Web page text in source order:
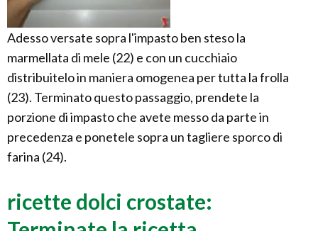
Adesso versate sopra l'impasto ben steso la
marmellata di mele (22) e con un cucchiaio
distribuitelo in maniera omogenea per tutta la frolla
(23). Terminato questo passaggio, prendete la
porzione di impasto che avete messo da parte in
precedenza e ponetele sopra un tagliere sporco di
farina (24).
ricette dolci crostate: